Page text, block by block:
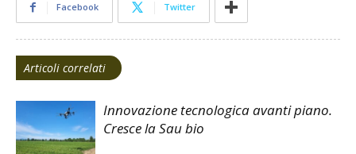
Facebook Twitter
Articoli correlati
Innovazione tecnologica avanti piano.
Cresce la Sau bio